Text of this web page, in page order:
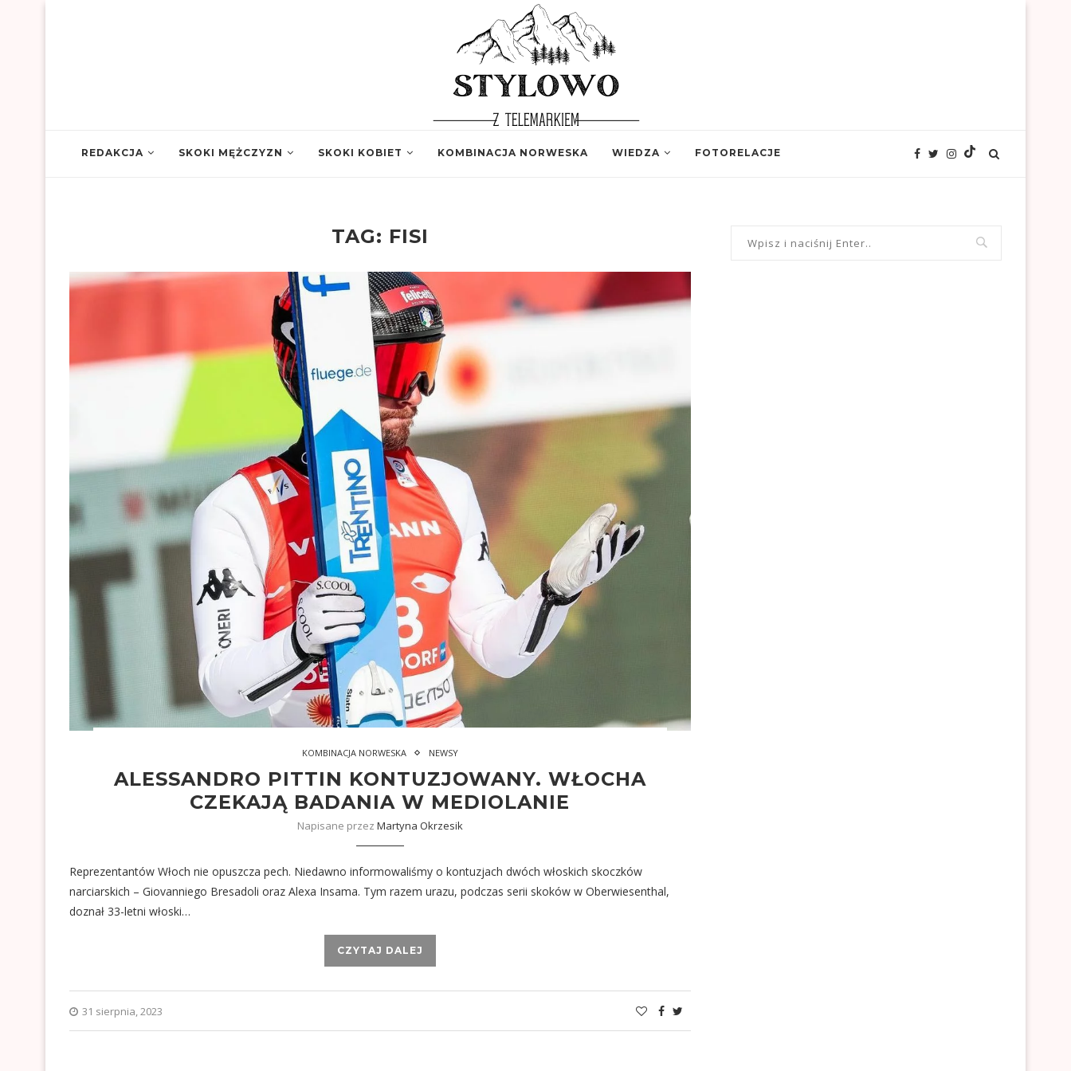
REDAKCJA SKOKI MĘŻCZYZN SKOKI KOBIET KOMBINACJA NORWESKA WIEDZA FOTORELACJE
TAG: FISI
KOMBINACJA NORWESKA NEWSY
ALESSANDRO PITTIN KONTUZJOWANY. WŁOCHA
CZEKAJĄ BADANIA W MEDIOLANIE
Napisane przez Martyna Okrzesik
Reprezentantów Włoch nie opuszcza pech. Niedawno informowaliśmy o kontuzjach dwóch włoskich skoczków
narciarskich – Giovanniego Bresadoli oraz Alexa Insama. Tym razem urazu, podczas serii skoków w Oberwiesenthal,
doznał 33-letni włoski…
CZYTAJ DALEJ
31 sierpnia, 2023